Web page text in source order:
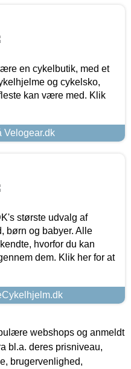
en cykelbutik, med et
og cykelsko,
kan være med. Klik
Velogear.dk
største udvalg af
børn og babyer. Alle
hvorfor du kan
dem. Klik her for at
webshops og anmeldt
bl.a. deres prisniveau,
brugervenlighed,